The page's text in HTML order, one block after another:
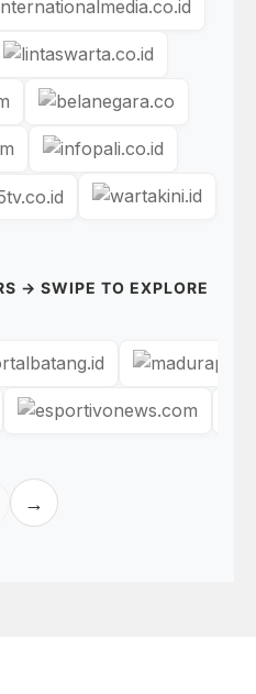
→ SWIPE TO EXPLORE
→